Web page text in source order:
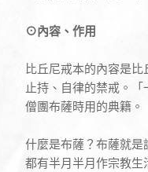
⊙內容、作用
比丘尼戒本的內容是
止持、自律的禁戒。
僧團布薩時用的典籍。
什麼是布薩？布薩就
都有半月半月作宗教